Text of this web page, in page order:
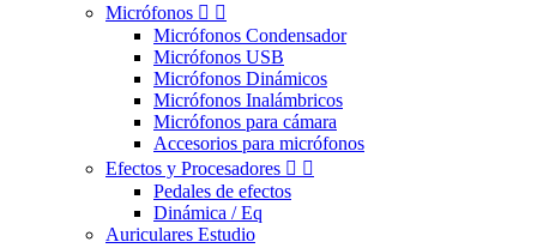
Micrófonos  
Micrófonos Condensador
Micrófonos USB
Micrófonos Dinámicos
Micrófonos Inalámbricos
Micrófonos para cámara
Accesorios para micrófonos
Efectos y Procesadores  
Pedales de efectos
Dinámica / Eq
Auriculares Estudio